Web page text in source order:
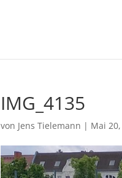
IMG_4135
von Jens Tielemann | Mai